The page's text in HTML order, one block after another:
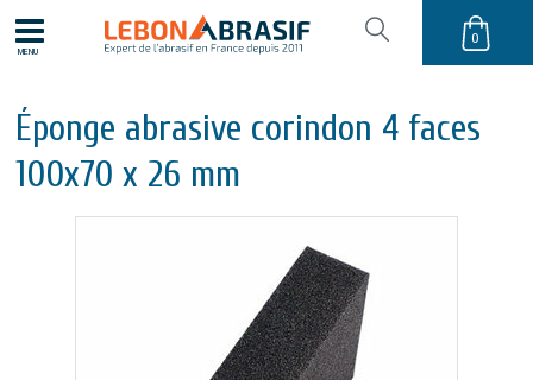
MENU
0
Éponge abrasive corindon 4 faces
100x70 x 26 mm